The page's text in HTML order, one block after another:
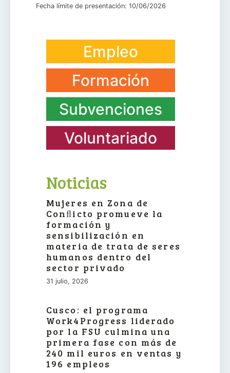
Fecha límite de presentación: 10/06/2026
Empleo
Formación
Subvenciones
Voluntariado
Noticias
Mujeres en Zona de
Conﬂicto promueve la
formación y
sensibilización en
materia de trata de seres
humanos dentro del
sector privado
31 julio, 2026
Cusco: el programa
Work4Progress liderado
por la FSU culmina una
primera fase con más de
240 mil euros en ventas y
196 empleos